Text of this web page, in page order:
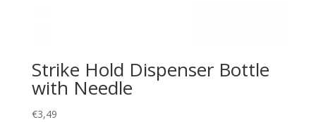
Strike Hold Dispenser Bottle
with Needle
€3,49